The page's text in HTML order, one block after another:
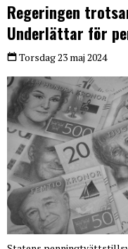
Regeringen
Underlättar för
Torsdag 23 maj 2024